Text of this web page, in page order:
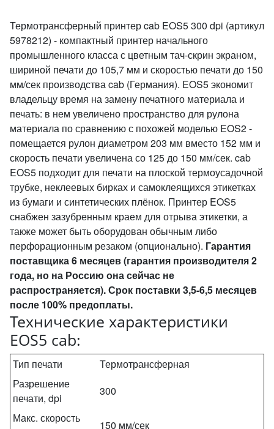
Термотрансферный принтер cab EOS5 300 dpi (артикул
5978212) - компактный принтер начального
промышленного класса с цветным тач-скрин экраном,
шириной печати до 105,7 мм и скоростью печати до 150
мм/сек производства cab (Германия). EOS5 экономит
владельцу время на замену печатного материала и
печать: в нем увеличено пространство для рулона
материала по сравнению с похожей моделью EOS2 -
помещается рулон диаметром 203 мм вместо 152 мм и
скорость печати увеличена со 125 до 150 мм/сек. cab
EOS5 подходит для печати на плоской термоусадочной
трубке, неклеевых бирках и самоклеящихся этикетках
из бумаги и синтетических плёнок. Принтер EOS5
снабжен зазубренным краем для отрыва этикетки, а
также может быть оборудован обычным либо
перфорационным резаком (опционально). Гарантия
поставщика 6 месяцев (гарантия производителя 2
года, но на Россию она сейчас не
распространяется).Срок поставки 3,5-6,5 месяцев
после 100% предоплаты.
Технические характеристики
EOS5 cab:
Тип печати
Термотрансферная
Разрешение
печати, dpi
300
Макс. скорость
150 мм/сек